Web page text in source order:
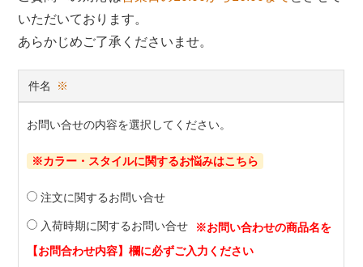
いただいております。
あらかじめご了承くださいませ。
件名 ※
お問い合せの内容を選択してください。
※カラー・スタイルに関するお悩みはこちら
注文に関するお問い合せ
入荷時期に関するお問い合せ